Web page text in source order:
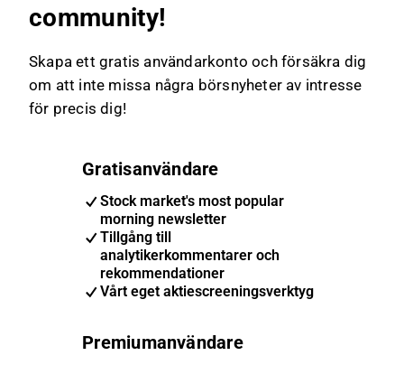
community!
Skapa ett gratis användarkonto och försäkra dig
om att inte missa några börsnyheter av intresse
för precis dig!
Gratisanvändare
Stock market's most popular
morning newsletter
Tillgång till
analytikerkommentarer och
rekommendationer
Vårt eget aktiescreeningsverktyg
Premiumanvändare